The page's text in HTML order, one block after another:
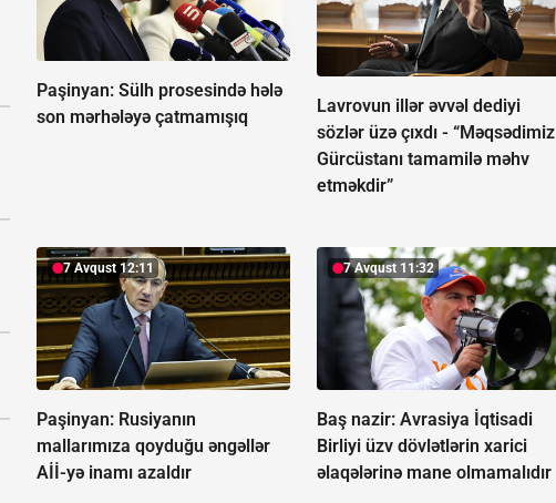
Paşinyan: Sülh prosesində hələ
son mərhələyə çatmamışıq
Lavrovun illər əvvəl dediyi
sözlər üzə çıxdı -“Məqsədimiz
Gürcüstanı tamamilə məhv
etməkdir”
7 Avqust 12:11
Paşinyan: Rusiyanın
mallarımıza qoyduğu əngəllər
Aİİ-yə inamı azaldır
7 Avqust 11:32
Baş nazir: Avrasiya İqtisadi
Birliyi üzv dövlətlərin xarici
əlaqələrinə mane olmamalıdır